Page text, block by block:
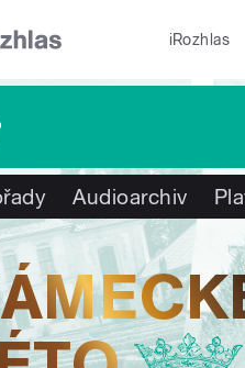
iRozhlas
Audioarchiv